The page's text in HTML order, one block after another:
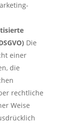
Die
einer
die
rechtliche
Weise